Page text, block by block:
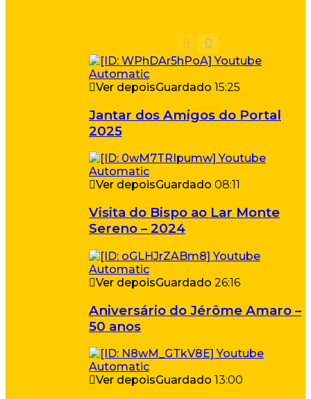
Ver depoisGuardado 15:25
Jantar dos Amigos do Portal
2025
Ver depoisGuardado 08:11
Visita do Bispo ao Lar Monte
Sereno – 2024
Ver depoisGuardado 26:16
Aniversário do Jérôme Amaro –
50 anos
Ver depoisGuardado 13:00